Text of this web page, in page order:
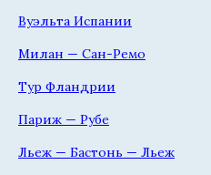
Вуэльта Испании
Милан — Сан-Ремо
Тур Фландрии
Париж — Рубе
Льеж — Бастонь — Льеж